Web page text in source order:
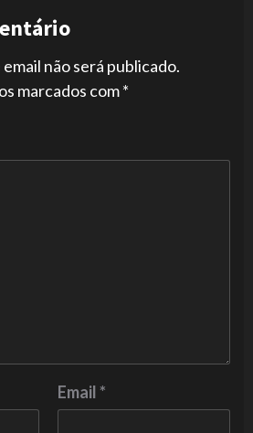
não será publicado.
marcados com*
Email*